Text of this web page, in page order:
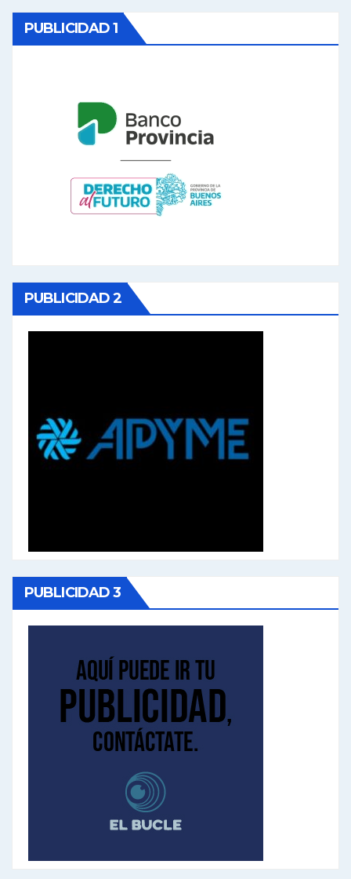
PUBLICIDAD 1
PUBLICIDAD 2
PUBLICIDAD 3